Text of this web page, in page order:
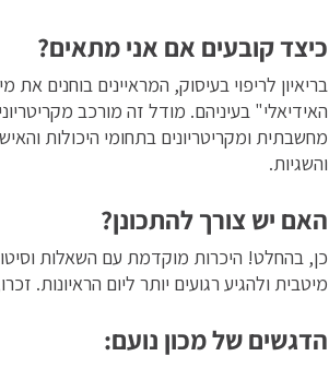
כיצד קובעים אם אני מתאים?
בריאיון לריפוי בעיסוק, המראיינים בוחנים
האידיאלי" בעיניהם. מודל זה מורכב
מחשבתית ומקריטריונים בתחומי היכולות
והשגיות.
האם יש צורך להתכונן?
כן, בהחלט! היכרות מוקדמת עם השאלות
מיטבית ולהגיע רגועים יותר ליום הראיונות.
הדגשים של מכון נועם: